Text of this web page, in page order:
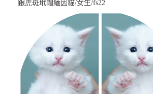
銀虎斑玳帽緬因貓/女生/fs22